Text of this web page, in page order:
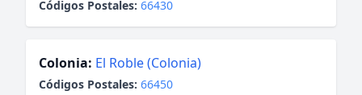
Códigos Postales: 66430
Colonia: El Roble (Colonia)
Códigos Postales: 66450